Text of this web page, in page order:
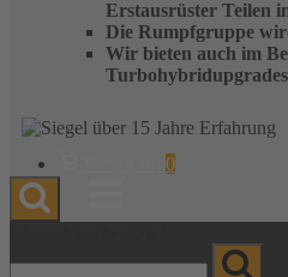
Erstausrüster Teilen
Die Rumpfgruppe
Wir bieten auch im
anzeigen
0